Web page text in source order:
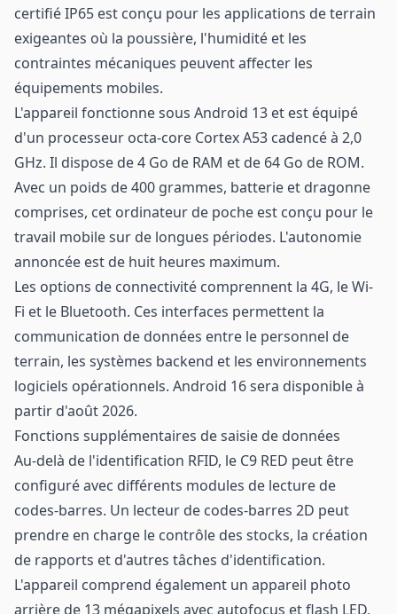
certifié IP65 est conçu pour les applications de terrain
exigeantes où la poussière, l'humidité et les
contraintes mécaniques peuvent affecter les
équipements mobiles.
L'appareil fonctionne sous Android 13 et est équipé
d'un processeur octa-core Cortex A53 cadencé à 2,0
GHz. Il dispose de 4 Go de RAM et de 64 Go de ROM.
Avec un poids de 400 grammes, batterie et dragonne
comprises, cet ordinateur de poche est conçu pour le
travail mobile sur de longues périodes. L'autonomie
annoncée est de huit heures maximum.
Les options de connectivité comprennent la 4G, le Wi-
Fi et le Bluetooth. Ces interfaces permettent la
communication de données entre le personnel de
terrain, les systèmes backend et les environnements
logiciels opérationnels. Android 16 sera disponible à
partir d'août 2026.
Fonctions supplémentaires de saisie de données
Au-delà de l'identification RFID, le C9 RED peut être
configuré avec différents modules de lecture de
codes-barres. Un lecteur de codes-barres 2D peut
prendre en charge le contrôle des stocks, la création
de rapports et d'autres tâches d'identification.
L'appareil comprend également un appareil photo
arrière de 13 mégapixels avec autofocus et flash LED,